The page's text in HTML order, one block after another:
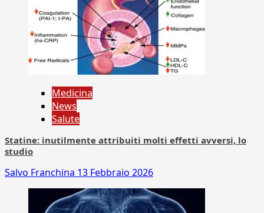
Medicina
News
Salute
Statine: inutilmente attribuiti molti effetti avversi, lo
studio
Salvo Franchina 13 Febbraio 2026